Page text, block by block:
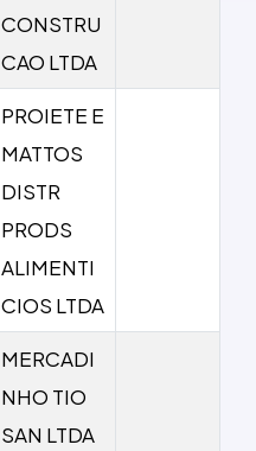
CONSTRU
CAO LTDA
PROIETE E
MATTOS
DISTR
PRODS
ALIMENTI
CIOS LTDA
MERCADI
NHO TIO
SAN LTDA